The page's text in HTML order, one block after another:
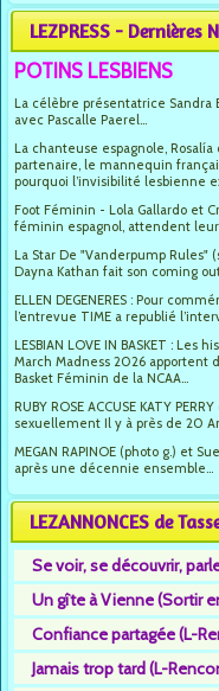
LEZPRESS -
POTINS LESBIENS
La célèbre présentatrice Sandra
avec Pascalle Paerel...
La chanteuse espagnole,
partenaire, le mannequin
pourquoi l’invisibilité lesbienne
Foot Féminin - Lola Gallardo et
féminin espagnol, attendent
La Star De "Vanderpump Rules"
Dayna Kathan fait son coming
ELLEN DEGENERES : Pour
l’entrevue TIME a republié
LESBIAN LOVE IN BASKET : Les
March Madness 2026 apportent
Basket Féminin de la NCAA...
RUBY ROSE ACCUSE KATY
sexuellement Il y à près de 20
MEGAN RAPINOE (photo g.) et
après une décennie ensemble...
LEZANNONCES de
Se voir, se découvrir,
Un gîte à Vienne (Sortir
Confiance partagée (L-
Jamais trop tard (L-